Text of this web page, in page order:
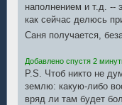
наполнением и т.д. --
как сейчас делюсь
Саня получается,
Добавлено спустя 2
P.S. Чтоб никто не
землю: какую-либо
вряд ли там будет